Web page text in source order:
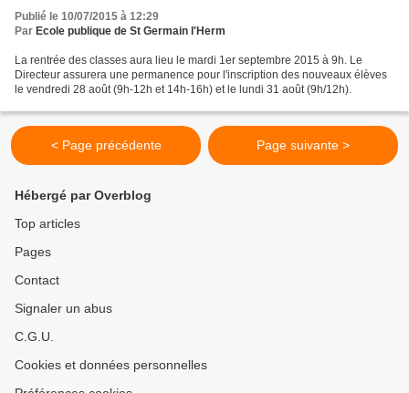
Publié le 10/07/2015 à 12:29
Par Ecole publique de St Germain l'Herm
La rentrée des classes aura lieu le mardi 1er septembre 2015 à 9h. Le
Directeur assurera une permanence pour l'inscription des nouveaux élèves
le vendredi 28 août (9h-12h et 14h-16h) et le lundi 31 août (9h/12h).
< Page précédente Page suivante >
Hébergé par Overblog
Top articles
Pages
Contact
Signaler un abus
C.G.U.
Cookies et données personnelles